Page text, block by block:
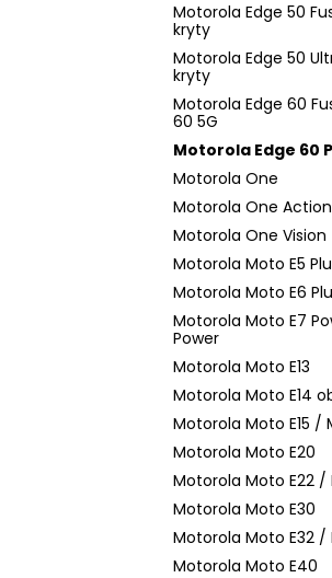
Motorola Edge 50
kryty
Motorola Edge 50
kryty
Motorola Edge 60
60 5G
Motorola Edge 60
Motorola One
Motorola One Action
Motorola One Vision
Motorola Moto E5
Motorola Moto E6
Motorola Moto E7
Power
Motorola Moto E13
Motorola Moto E14
Motorola Moto E15 /
Motorola Moto E20
Motorola Moto E22 /
Motorola Moto E30
Motorola Moto E32 /
Motorola Moto E40